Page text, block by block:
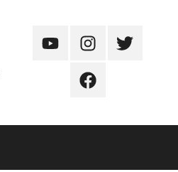
YouTubeInstagramTwitter
FaceBook